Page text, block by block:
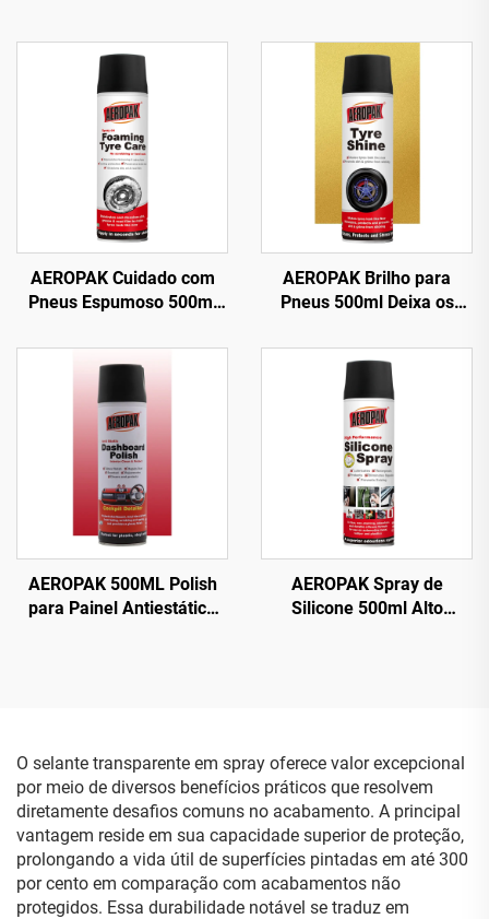
AEROPAK Cuidado com
Pneus Espumoso 500ml
Esfregar ou Trabalho
Pesado
AEROPAK Brilho para
Pneus 500ml Deixa os
Nova 460g Cuidado com
Pneus
AEROPAK 500ML Polish
para Painel Antiestático
AEROPAK Spray de
Silicone 500ml Alto
O selante transparente em spray oferece valor excepcional
por meio de diversos benefícios práticos que resolvem
diretamente desafios comuns no acabamento. A principal
vantagem reside em sua capacidade superior de proteção,
prolongando a vida útil de superfícies pintadas em até 300
por cento em comparação com acabamentos não
protegidos. Essa durabilidade notável se traduz em